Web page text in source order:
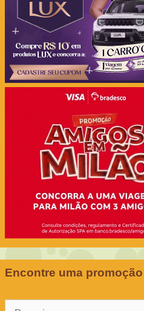
Encontre uma promoção
Pesquisar